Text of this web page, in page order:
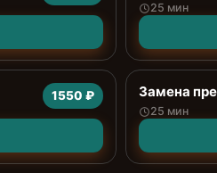
25 мин
1550 ₽ Замена
25 мин